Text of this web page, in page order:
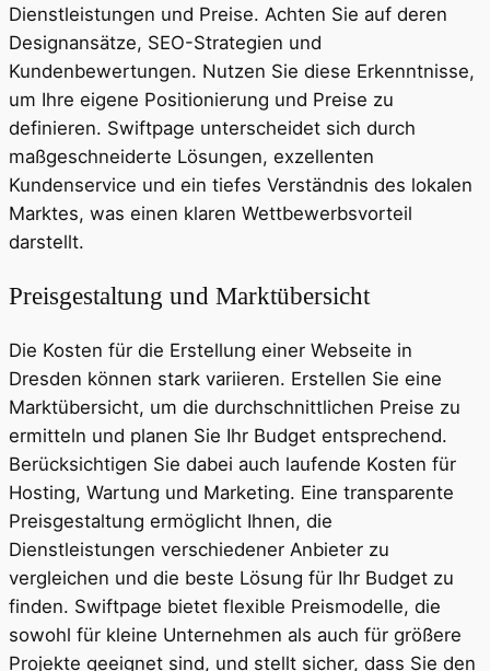
Dienstleistungen und Preise. Achten Sie auf deren
Designansätze, SEO-Strategien und
Kundenbewertungen. Nutzen Sie diese Erkenntnisse,
um Ihre eigene Positionierung und Preise zu
definieren. Swiftpage unterscheidet sich durch
maßgeschneiderte Lösungen, exzellenten
Kundenservice und ein tiefes Verständnis des lokalen
Marktes, was einen klaren Wettbewerbsvorteil
darstellt.
Preisgestaltung und Marktübersicht
Die Kosten für die Erstellung einer Webseite in
Dresden können stark variieren. Erstellen Sie eine
Marktübersicht, um die durchschnittlichen Preise zu
ermitteln und planen Sie Ihr Budget entsprechend.
Berücksichtigen Sie dabei auch laufende Kosten für
Hosting, Wartung und Marketing. Eine transparente
Preisgestaltung ermöglicht Ihnen, die
Dienstleistungen verschiedener Anbieter zu
vergleichen und die beste Lösung für Ihr Budget zu
finden. Swiftpage bietet flexible Preismodelle, die
sowohl für kleine Unternehmen als auch für größere
Projekte geeignet sind, und stellt sicher, dass Sie den